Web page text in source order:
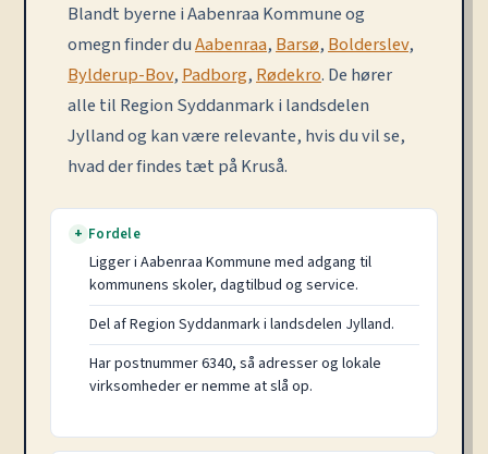
Blandt byerne i Aabenraa Kommune og
omegn finder duAabenraa,Barsø,Bolderslev,
Bylderup-Bov,Padborg,Rødekro. De hører
alle til Region Syddanmark i landsdelen
Jylland og kan være relevante, hvis du vil se,
hvad der findes tæt på Kruså.
+ Fordele
Ligger i Aabenraa Kommune med adgang til
kommunens skoler, dagtilbud og service.
Del af Region Syddanmark i landsdelen Jylland.
Har postnummer 6340, så adresser og lokale
virksomheder er nemme at slå op.